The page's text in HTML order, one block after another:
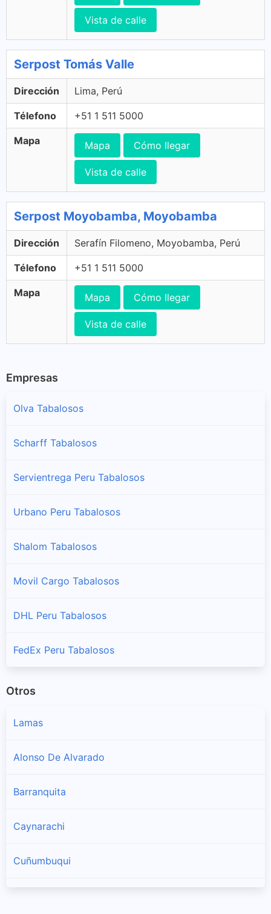
Vista de calle
Serpost Tomás Valle
Dirección Lima, Perú
Télefono +51 1 511 5000
Mapa Mapa Cómo llegar
Vista de calle
Serpost Moyobamba, Moyobamba
Dirección Serafín Filomeno, Moyobamba, Perú
Télefono +51 1 511 5000
Mapa Mapa Cómo llegar
Vista de calle
Empresas
Olva Tabalosos
Scharff Tabalosos
Servientrega Peru Tabalosos
Urbano Peru Tabalosos
Shalom Tabalosos
Movil Cargo Tabalosos
DHL Peru Tabalosos
FedEx Peru Tabalosos
Otros
Lamas
Alonso De Alvarado
Barranquita
Caynarachi
Cuñumbuqui